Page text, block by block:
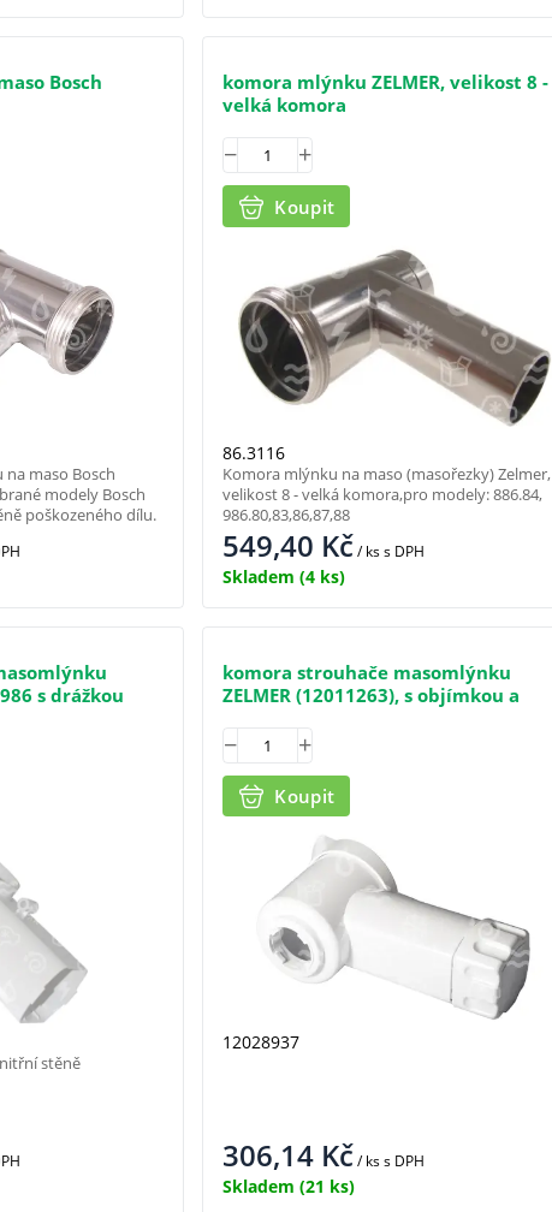
Bosch
maso Bosch
modely Bosch
poškozeného dílu.
komora mlýnku ZELMER, velikost 8 -
velká komora
86.3116
549,40 Kč/ kss DPH
Skladem (4 ks)
Koupit
Komora mlýnku na maso (masořezky) Zelmer,
velikost 8 - velká komora,pro modely: 886.84,
986.80,83,86,87,88
s drážkou
stěně
komora strouhače masomlýnku
ZELMER (12011263), s objímkou a
12028937
306,14 Kč/ kss DPH
Skladem (21 ks)
Koupit